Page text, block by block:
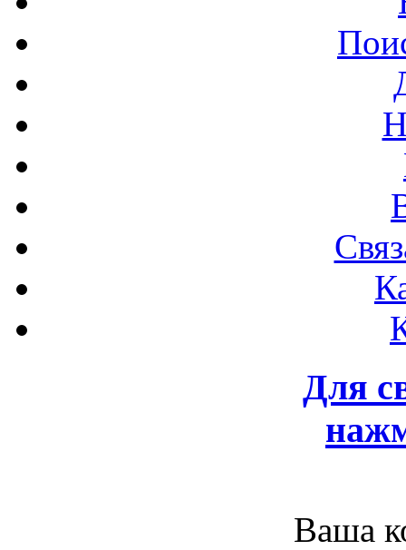
Для
Ваша